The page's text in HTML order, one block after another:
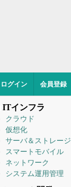
ログイン 会員登録
ITインフラ
クラウド
仮想化
サーバ＆ストレージ
スマートモバイル
ネットワーク
システム運用管理